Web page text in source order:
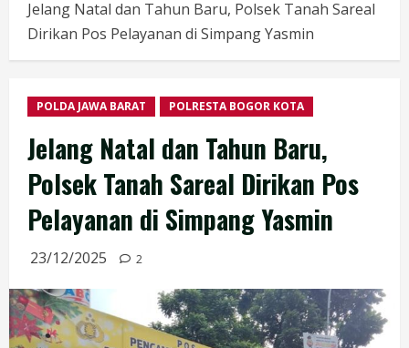
Jelang Natal dan Tahun Baru, Polsek Tanah Sareal
Dirikan Pos Pelayanan di Simpang Yasmin
POLDA JAWA BARAT POLRESTA BOGOR KOTA
Jelang Natal dan Tahun Baru,
Polsek Tanah Sareal Dirikan Pos
Pelayanan di Simpang Yasmin
23/12/2025 2